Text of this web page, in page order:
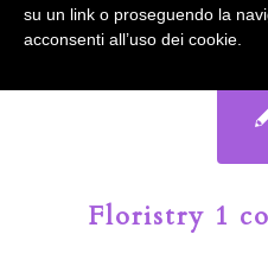
Floristry 1
OK
su un link o proseguendo la
acconsenti all’uso dei cookie.